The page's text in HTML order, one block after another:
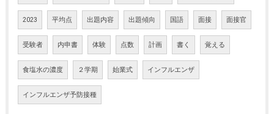
2023 平均点 出題内容 出題傾向 国語 面接 面接官
受験者 内申書 体験 点数 計画 書く 覚える
食塩水の濃度 ２学期 始業式 インフルエンザ
インフルエンザ予防接種